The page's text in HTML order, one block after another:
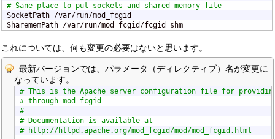
# Sane place to put sockets and shared memory file
SocketPath /var/run/mod_fcgid
SharememPath /var/run/mod_fcgid/fcgid_shm
これについては、何も変更の必要はないと思います。
最新バージョンでは、パラメータ（ディレクティブ）名が変更に
なっています。
# This is the Apache server configuration file for providing
# through mod_fcgid
#
# Documentation is available at
# http://httpd.apache.org/mod_fcgid/mod/mod_fcgid.html